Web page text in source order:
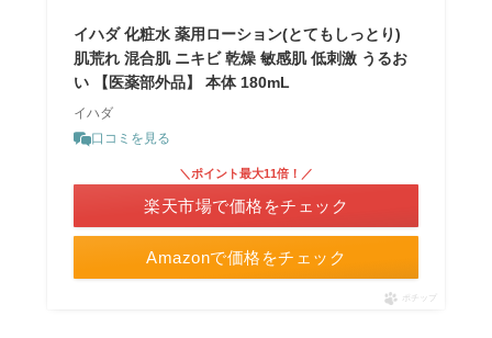
イハダ 化粧水 薬用ローション(とてもしっとり)
肌荒れ 混合肌 ニキビ 乾燥 敏感肌 低刺激 うるお
い 【医薬部外品】 本体 180mL
イハダ
口コミを見る
Amazonで価格をチェック
＼ポイント最大11倍！／
楽天市場で価格をチェック
ポチップ